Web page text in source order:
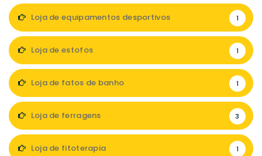
Loja de equipamentos desportivos 1
Loja de estofos 1
Loja de fatos de banho 1
Loja de ferragens 3
Loja de fitoterapia 1